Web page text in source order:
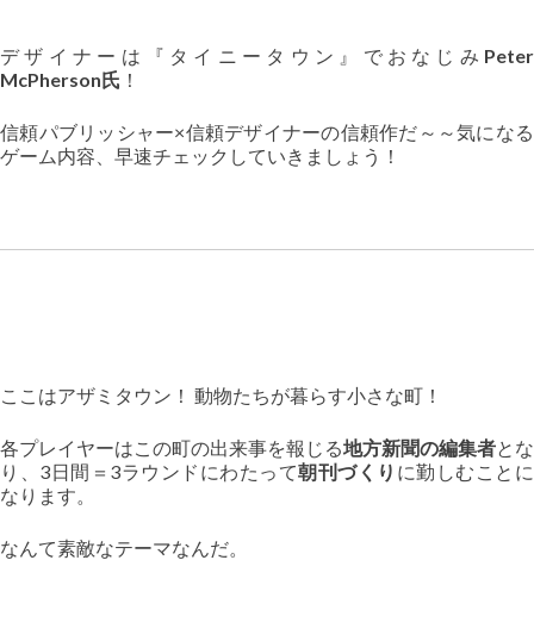
デザイナーは『タイニータウン』でおなじみ Peter
McPherson氏 ！
信頼パブリッシャー×信頼デザイナーの信頼作だ～～気になる
ゲーム内容、早速チェックしていきましょう！
ここはアザミタウン！ 動物たちが暮らす小さな町！
各プレイヤーはこの町の出来事を報じる地方新聞の編集者とな
り、3日間＝3ラウンドにわたって朝刊づくり に勤しむことに
なります。
なんて素敵なテーマなんだ。